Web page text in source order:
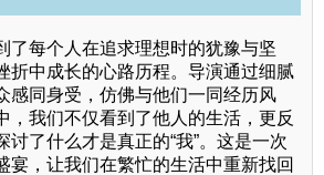
了每个人在追求理想时的犹豫与坚
折中成长的心路历程。导演通过细腻
感同身受，仿佛与他们一同经历风
，我们不仅看到了他人的生活，更反
讨了什么才是真正的“我”。这是一次
宴，让我们在繁忙的生活中重新找回